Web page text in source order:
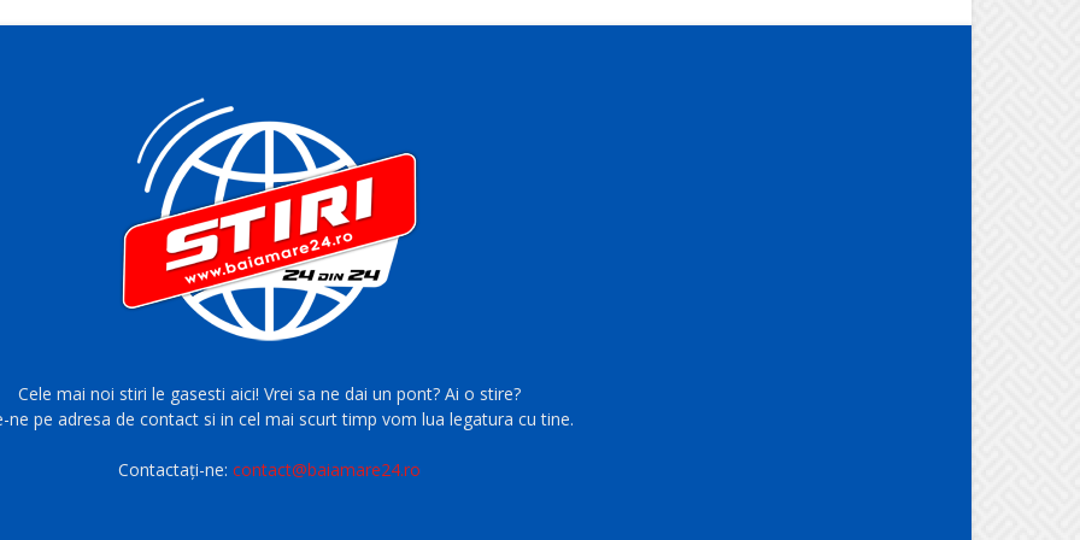
Cele mai noi stiri le gasesti aici! Vrei sa ne dai un pont? Ai o stire?
ne pe adresa de contact si in cel mai scurt timp vom lua legatura cu tine.
Contactați-ne:contact@baiamare24.ro